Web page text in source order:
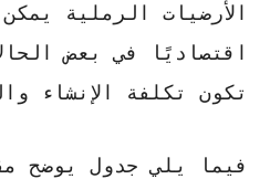
الأرضيات الرملية
اقتصاديًا في بعض
تكون تكلفة الإنشاء
فيما يلي جدول يوضح